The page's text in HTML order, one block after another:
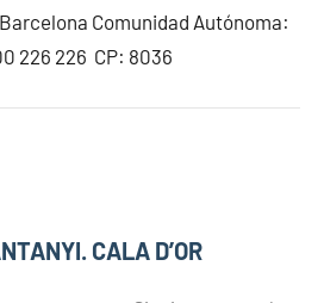
Comunidad Autónoma:
226 226 CP: 8036
CALA D’OR